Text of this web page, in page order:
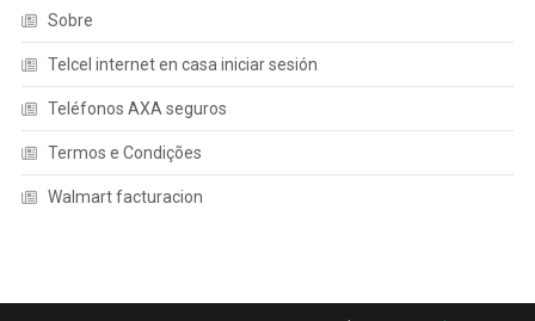
Sobre
Telcel internet en casa iniciar sesión
Teléfonos AXA seguros
Termos e Condições
Walmart facturacion